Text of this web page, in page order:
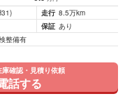
走行 8.5万km
保証 あり
整備有
庫確認・見積り依頼
話する